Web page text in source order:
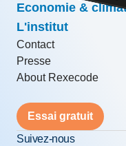
Economie &
L'institut
Contact
Presse
About Rexecode
Essai gratuit
Suivez-nous